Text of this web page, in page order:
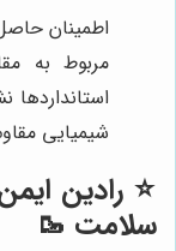
اطمینان
مربوط به
شیمیایی
⭐️ رادین
سلامت 🥾